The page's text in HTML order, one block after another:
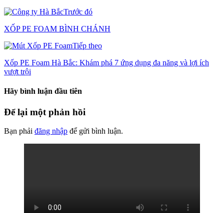
Trước đó
XỐP PE FOAM BÌNH CHÁNH
Tiếp theo
Xốp PE Foam Hà Bắc: Khám phá 7 ứng dụng đa năng và lợi ích
vượt trội
Hãy bình luận đầu tiên
Để lại một phản hồi
Bạn phải đăng nhập để gửi bình luận.